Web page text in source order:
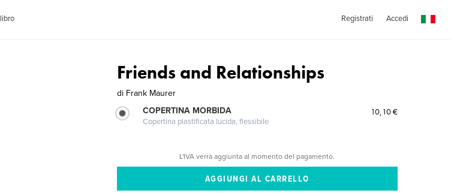
Registrati Accedi
Friends and Relationships
di Frank Maurer
COPERTINA MORBIDA
Copertina plastificata lucida, flessibile
10,10 €
L'IVA verrà aggiunta al momento del pagamento.